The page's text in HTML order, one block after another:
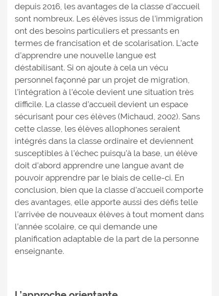
depuis 2016, les avantages de la classe d’accueil
sont nombreux. Les élèves issus de l’immigration
ont des besoins particuliers et pressants en
termes de francisation et de scolarisation. L’acte
d’apprendre une nouvelle langue est
déstabilisant. Si on ajoute à cela un vécu
personnel façonné par un projet de migration,
l’intégration à l’école devient une situation très
difficile. La classe d’accueil devient un espace
sécurisant pour ces élèves (Michaud, 2002). Sans
cette classe, les élèves allophones seraient
intégrés dans la classe ordinaire et deviennent
susceptibles à l’échec puisqu’à la base, un élève
doit d’abord apprendre une langue avant de
pouvoir apprendre par le biais de celle-ci. En
conclusion, bien que la classe d’accueil comporte
des avantages, elle apporte aussi des défis telle
l’arrivée de nouveaux élèves à tout moment dans
l’année scolaire, ce qui demande une
planification adaptable de la part de la personne
enseignante.